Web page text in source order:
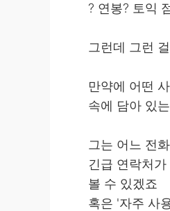
? 연봉? 토익
그런데 그런
만약에 어떤
속에 담아 있
그는 어느 전
긴급 연락처
볼 수 있겠죠
혹은 '자주 사